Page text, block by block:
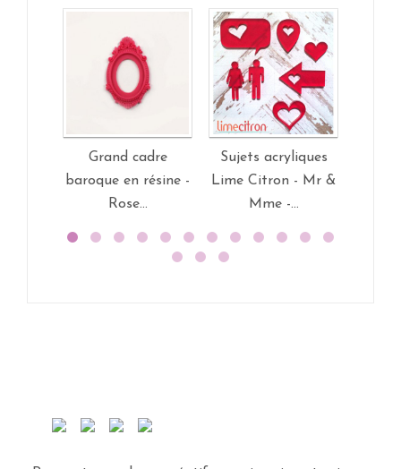
Grand cadre
baroque en résine -
Rose...
Sujets acryliques
Lime Citron - Mr &
Mme -...